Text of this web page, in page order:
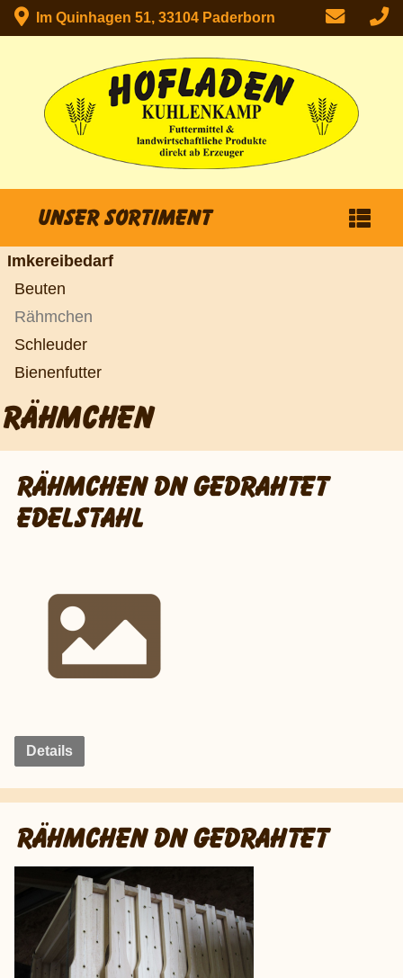
Im Quinhagen 51, 33104 Paderborn
Unser Sortiment
Imkereibedarf
Beuten
Rähmchen
Schleuder
Bienenfutter
RÄHMCHEN
RÄHMCHEN DN GEDRAHTET
EDELSTAHL
Details
RÄHMCHEN DN GEDRAHTET